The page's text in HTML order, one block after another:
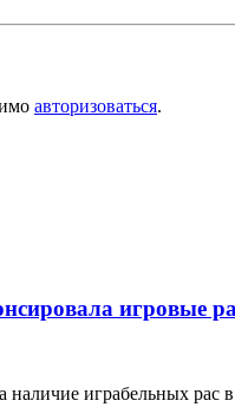
авторизоваться.
игровые
играбельных рас